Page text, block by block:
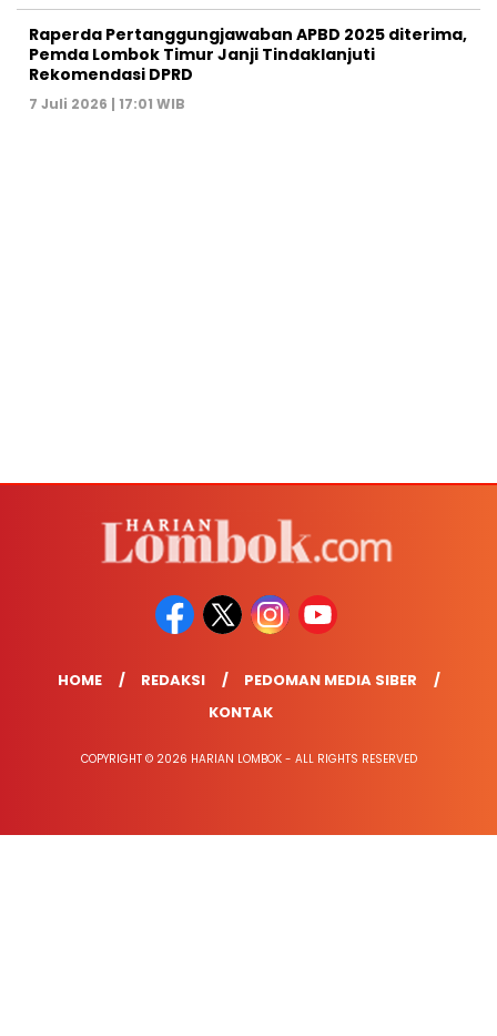
Raperda Pertanggungjawaban APBD 2025 diterima,
Pemda Lombok Timur Janji Tindaklanjuti
Rekomendasi DPRD
7 Juli 2026 | 17:01 WIB
HOME REDAKSI
PEDOMAN MEDIA SIBER
KONTAK
COPYRIGHT © 2026 HARIAN LOMBOK - ALL RIGHTS RESERVED